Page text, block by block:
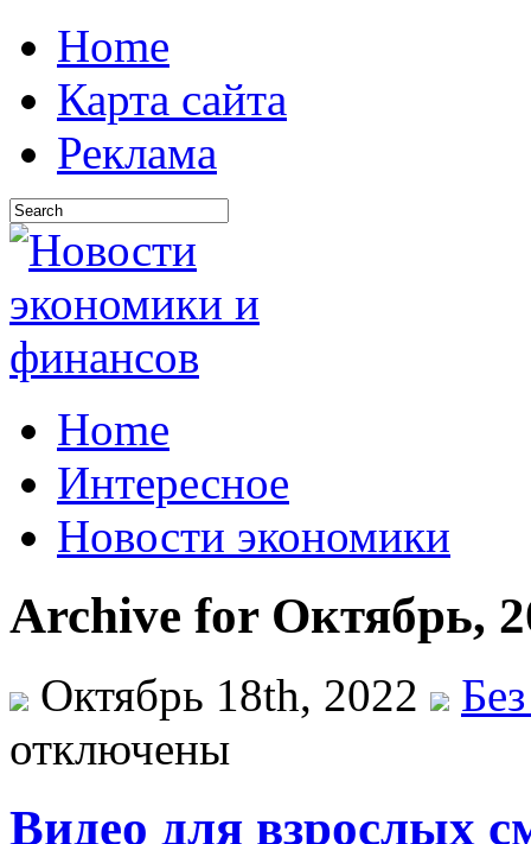
Home
Карта сайта
Реклама
Home
Интересное
Новости экономики
Archive for Октябрь,
Октябрь 18th, 2022
отключены
Видео для взрослых